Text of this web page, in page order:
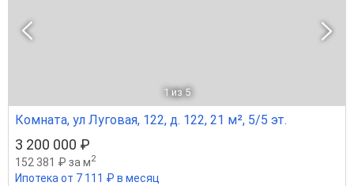
1 из 5
Комната, ул Луговая, 122, д. 122, 21 м², 5/5 эт.
3 200 000 ₽
152 381 ₽ за м2
Ипотека от 7 111 ₽ в месяц